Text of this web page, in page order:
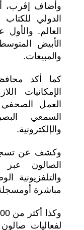
وأضاف إڤرب،
الدولي
العالم.
الأبيض
والمبيعات.
كما أكد
الإمكانيات
العمل
السمعي
والإلكترونية.
الصالون عبر
والتلفزيونية
مباشرة
لفعاليات